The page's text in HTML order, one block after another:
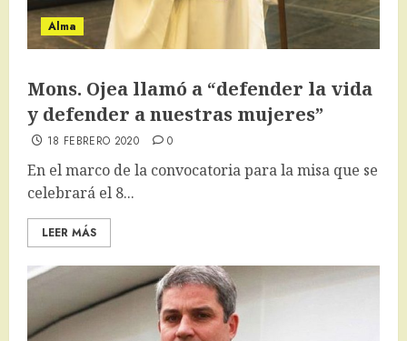
Alma
Mons. Ojea llamó a “defender la vida
y defender a nuestras mujeres”
18 FEBRERO 2020 0
En el marco de la convocatoria para la misa que se
celebrará el 8...
LEER MÁS